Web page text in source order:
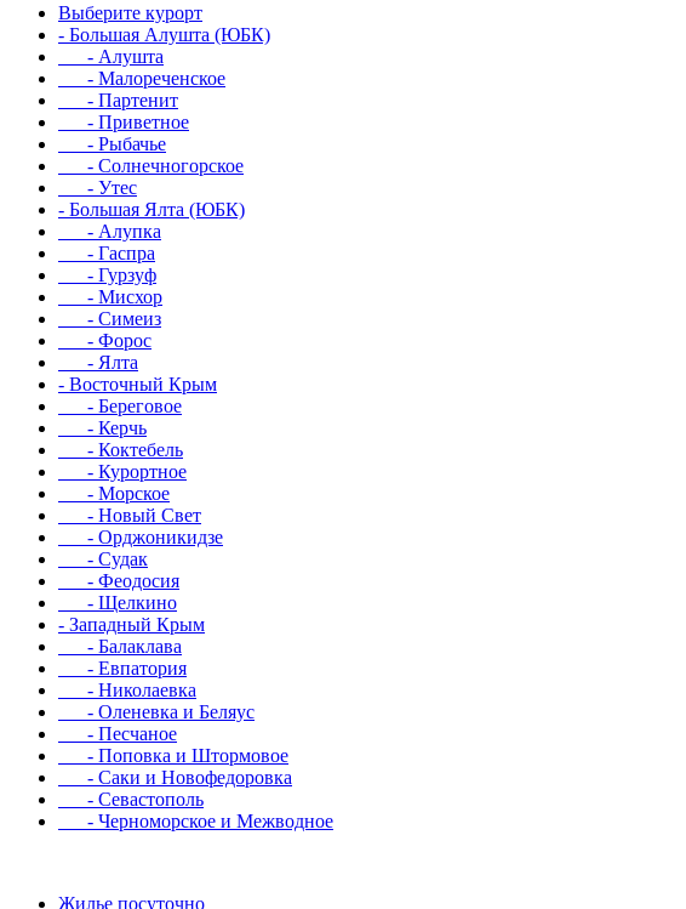
Выберите курорт
- Большая Алушта (ЮБК)
- Алушта
- Малореченское
- Партенит
- Приветное
- Рыбачье
- Солнечногорское
- Утес
- Большая Ялта (ЮБК)
- Алупка
- Гаспра
- Гурзуф
- Мисхор
- Симеиз
- Форос
- Ялта
- Восточный Крым
- Береговое
- Керчь
- Коктебель
- Курортное
- Морское
- Новый Свет
- Орджоникидзе
- Судак
- Феодосия
- Щелкино
- Западный Крым
- Балаклава
- Евпатория
- Николаевка
- Оленевка и Беляус
- Песчаное
- Поповка и Штормовое
- Саки и Новофедоровка
- Севастополь
- Черноморское и Межводное
Жилье посуточно